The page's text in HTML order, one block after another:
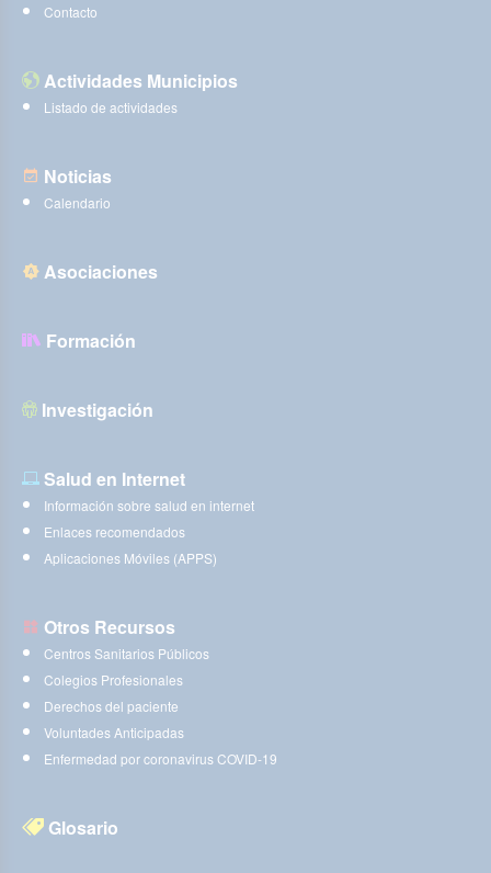
Contacto
Actividades Municipios
Listado de actividades
Noticias
Calendario
Asociaciones
Formación
Investigación
Salud en Internet
Información sobre salud en internet
Enlaces recomendados
Aplicaciones Móviles (APPS)
Otros Recursos
Centros Sanitarios Públicos
Colegios Profesionales
Derechos del paciente
Voluntades Anticipadas
Enfermedad por coronavirus COVID-19
Glosario